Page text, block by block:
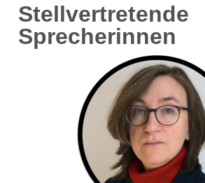
Stellvertretende
Sprecherinnen